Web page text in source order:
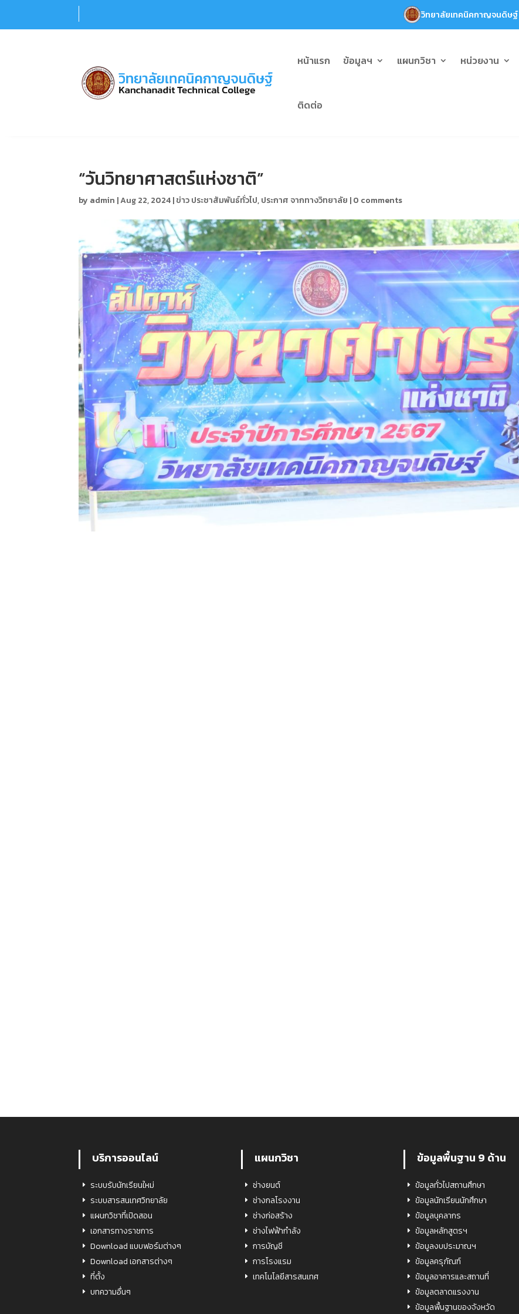
วิทยาลัยเทคนิคกาญจนดิษฐ์
หน้าแรก ข้อมูลฯ แผนกวิชา หน่วยงาน
ติดต่อ
“วันวิทยาศาสตร์แห่งชาติ”
by admin |Aug 22, 2024|ข่าว ประชาสัมพันธ์ทั่วไป,ประกาศ จากทางวิทยาลัย |0 comments
บริการออนไลน์
ระบบรับนักเรียนใหม่
ระบบสารสนเทศวิทยาลัย
แผนกวิชาที่เปิดสอน
เอกสารทางราชการ
Download แบบฟอร์มต่างๆ
Download เอกสารต่างๆ
ที่ตั้ง
บทความอื่นๆ
แผนกวิชา
ช่างยนต์
ช่างกลโรงงาน
ช่างก่อสร้าง
ช่างไฟฟ้ากำลัง
การบัญชี
การโรงแรม
เทคโนโลยีสารสนเทศ
ข้อมูลพื้นฐาน 9 ด้าน
ข้อมูลทั่วไปสถานศึกษา
ข้อมูลนักเรียนนักศึกษา
ข้อมูลบุคลากร
ข้อมูลหลักสูตรฯ
ข้อมูลงบประมาณฯ
ข้อมูลครุภัณฑ์
ข้อมูลอาคารและสถานที่
ข้อมูลตลาดแรงงาน
ข้อมูลพื้นฐานของจังหวัด